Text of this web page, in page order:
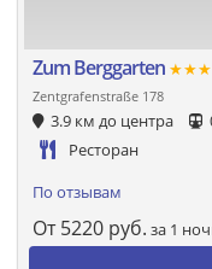
Zum Berggarten ★★★
Zentgrafenstraße 178
3.9 км до центра
Ресторан
По отзывам
От 5220 руб. за 1